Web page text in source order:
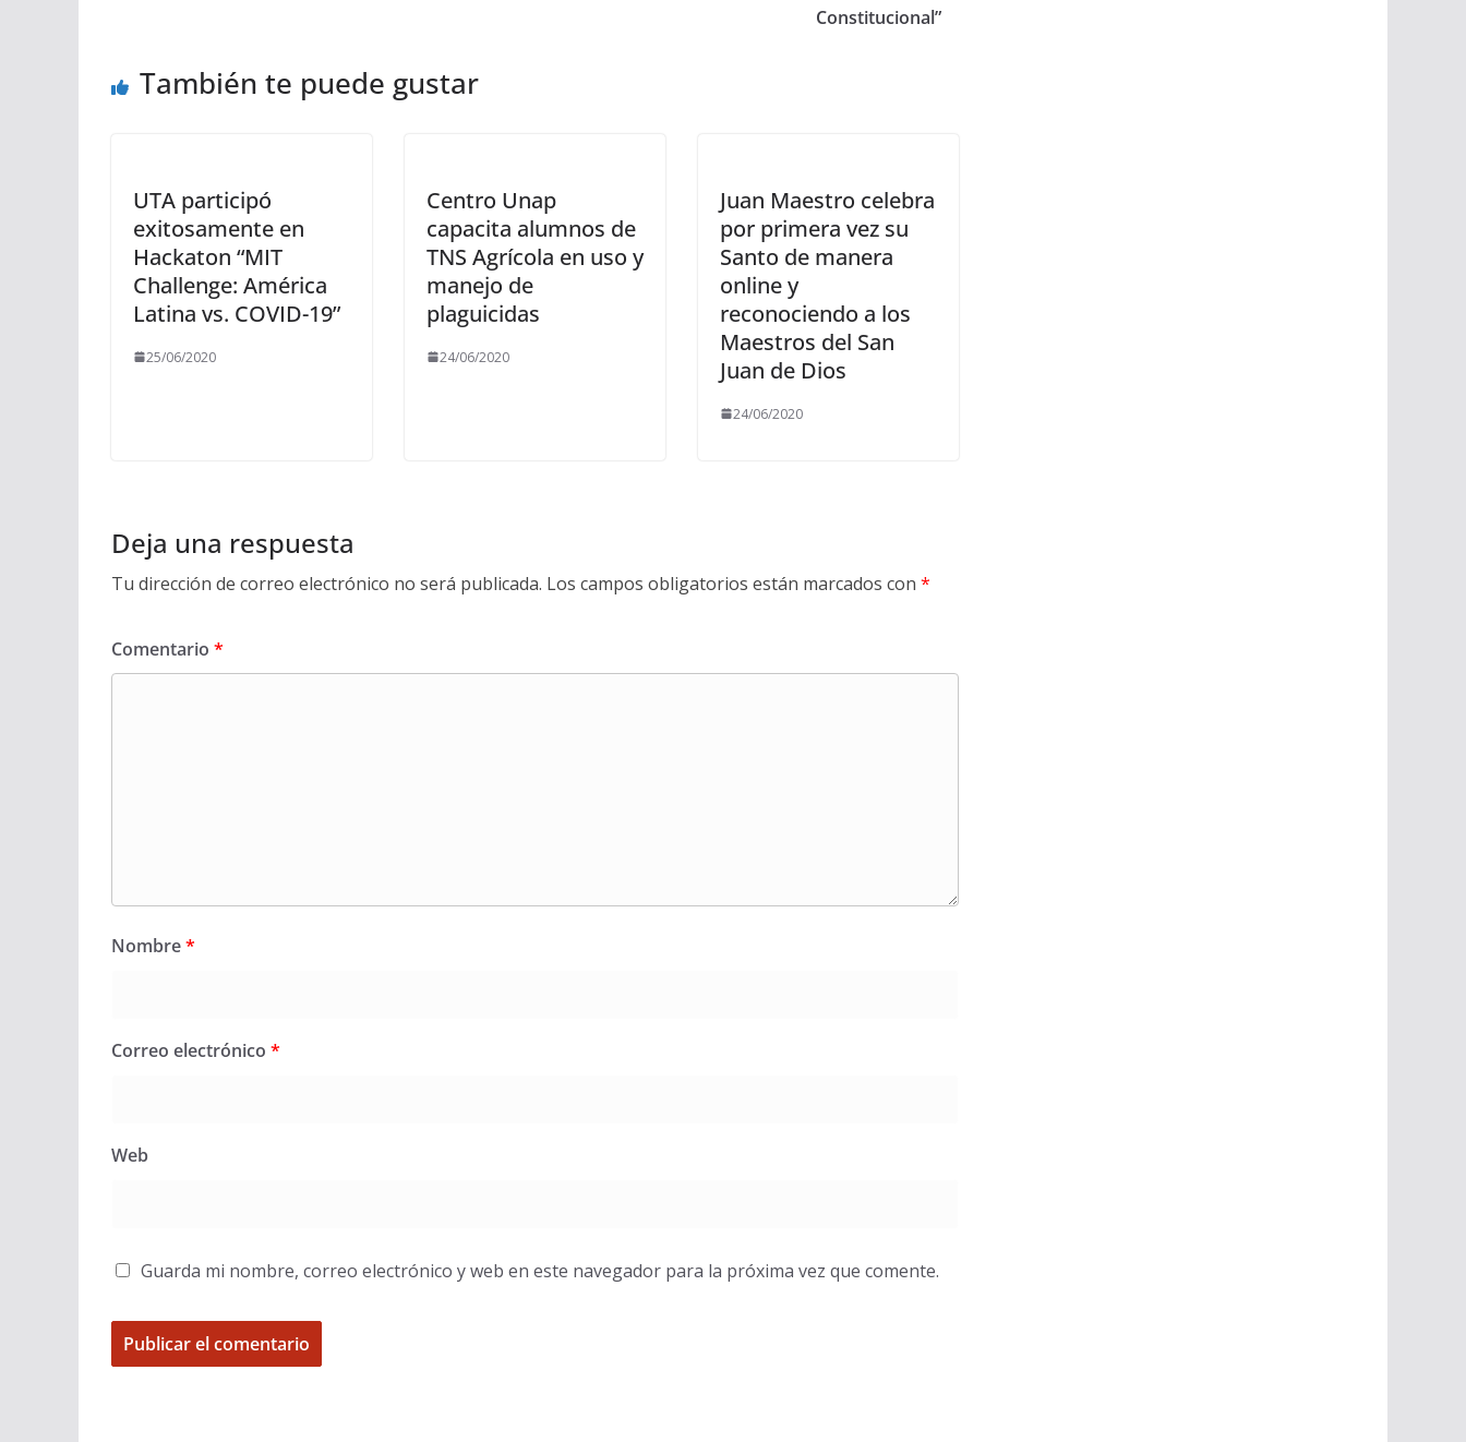
Constitucional”
También te puede gustar
UTA participó
exitosamente en
Hackaton “MIT
Challenge: América
Latina vs. COVID-19”
25/06/2020
Centro Unap
capacita alumnos de
TNS Agrícola en uso y
manejo de
plaguicidas
24/06/2020
Juan Maestro celebra
por primera vez su
Santo de manera
online y
reconociendo a los
Maestros del San
Juan de Dios
24/06/2020
Deja una respuesta
Tu dirección de correo electrónico no será publicada. Los campos obligatorios están marcados con *
Comentario *
Nombre*
Correo electrónico *
Web
Guarda mi nombre, correo electrónico y web en este navegador para la próxima vez que comente.